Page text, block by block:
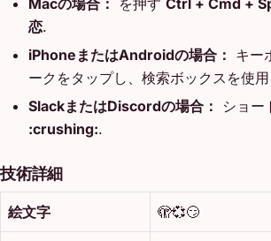
恋.
iPhoneまたはAndroidの場合： キー
ークをタップし、検索ボックスを使用
SlackまたはDiscordの場合：
ショー
:crushing:.
技術詳細
絵文字 🫣💞😏